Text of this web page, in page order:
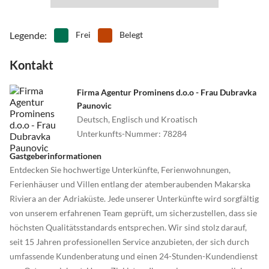
Legende: Frei Belegt
Kontakt
Firma Agentur Prominens d.o.o - Frau Dubravka
Paunovic
Deutsch, Englisch und Kroatisch
Unterkunfts-Nummer: 78284
Gastgeberinformationen
Entdecken Sie hochwertige Unterkünfte, Ferienwohnungen,
Ferienhäuser und Villen entlang der atemberaubenden Makarska
Riviera an der Adriaküste. Jede unserer Unterkünfte wird sorgfältig
von unserem erfahrenen Team geprüft, um sicherzustellen, dass sie
höchsten Qualitätsstandards entsprechen. Wir sind stolz darauf,
seit 15 Jahren professionellen Service anzubieten, der sich durch
umfassende Kundenberatung und einen 24-Stunden-Kundendienst